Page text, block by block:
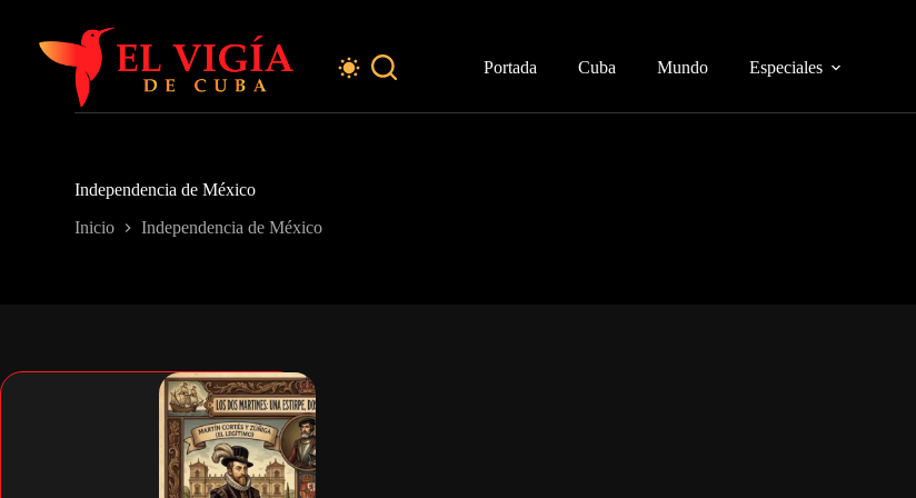
contenido
Portada
Cuba Mundo Especiales
Independencia de México
Inicio Independencia de México